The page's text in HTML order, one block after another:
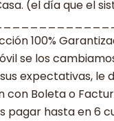
(el día que el
100%
se los
expectativas, le
con Boleta o
pagar hasta en 6